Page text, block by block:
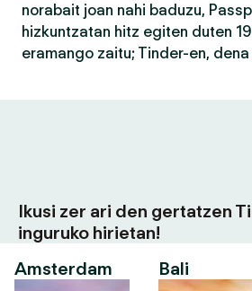
norabait joan nahi baduzu,
hizkuntzatan hitz egiten duten
eramango zaitu; Tinder-en,
Ikusi zer ari den gertatzen
inguruko hirietan!
Amsterdam
Bali